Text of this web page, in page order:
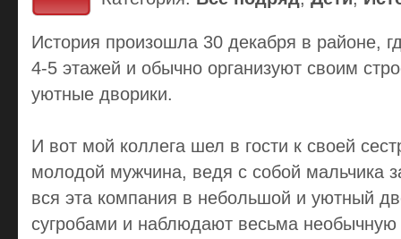
История произошла 30 декабря в районе,
4-5 этажей и обычно организуют своим
уютные дворики.
И вот мой коллега шел в гости к своей
молодой мужчина, ведя с собой мальчика
вся эта компания в небольшой и уютный
сугробами и наблюдают весьма